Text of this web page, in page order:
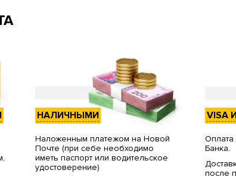
НАЛИЧНЫМИ
Наложенным платежом на Новой
Почте (при себе необходимо
иметь паспорт или водительское
удостоверение)
VISA
Оплата
Банка.
после